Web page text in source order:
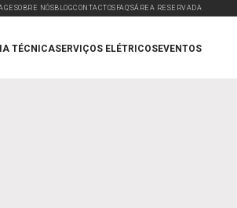
SOBRE NÓSBLOGCONTACTOS FAQ'SÁREA RESERVADA
TÉCNICASERVIÇOS ELÉTRICOSEVENTOS